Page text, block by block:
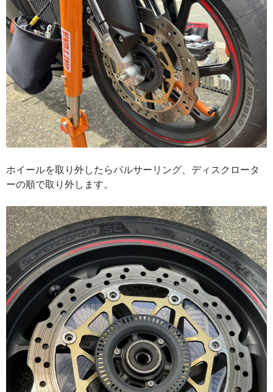
ホイールを取り外したらパルサーリング、ディスクロータ
ーの順で取り外します。